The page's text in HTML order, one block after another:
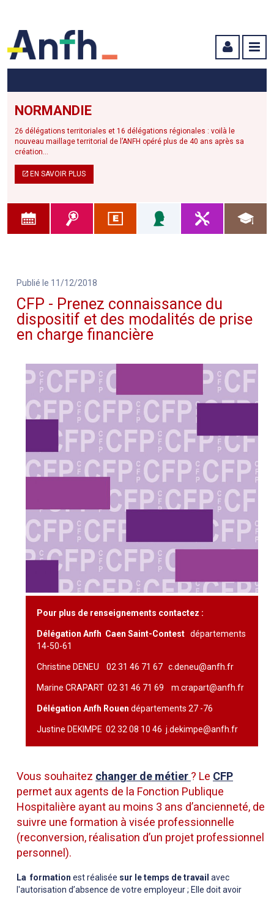
NORMANDIE
26 délégations territoriales et 16 délégations régionales : voilà le
nouveau maillage territorial de l’ANFH opéré plus de 40 ans après sa
création...
EN SAVOIR PLUS
Publié le 11/12/2018
CFP - Prenez connaissance du
dispositif et des modalités de prise
en charge financière
Pour plus de renseignements contactez :
Délégation Anfh Caen Saint-Contest départements
14-50-61
Christine DENEU 02 31 46 71 67 c.deneu@anfh.fr
Marine CRAPART 02 31 46 71 69 m.crapart@anfh.fr
Délégation Anfh Rouen départements 27 -76
Justine DEKIMPE 02 32 08 10 46 j.dekimpe@anfh.fr
Vous souhaitez changer de métier ? Le CFP
permet aux agents de la Fonction Publique
Hospitalière ayant au moins 3 ans d’ancienneté, de
suivre une formation à visée professionnelle
(reconversion, réalisation d’un projet professionnel
personnel).
La formation est réalisée sur le temps de travail avec
l'autorisation d’absence de votre employeur ; Elle doit avoir